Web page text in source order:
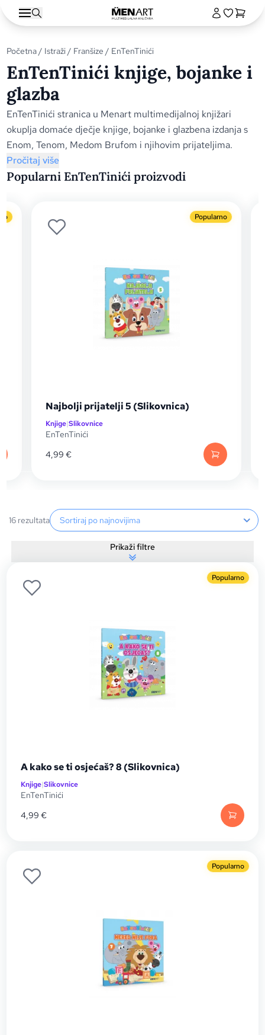
Početna/ Istraži/ Franšize / EnTenTinići
EnTenTinići knjige, bojanke i
glazba
EnTenTinići stranica u Menart multimedijalnoj knjižari
okuplja domaće dječje knjige, bojanke i glazbena izdanja s
Enom, Tenom, Medom Brufom i njihovim prijateljima.
Pročitaj više
Popularni EnTenTinići proizvodi
Popularno
Najbolji prijatelji 5 (Slikovnica)
Knjige|Slikovnice
EnTenTinići
4,99€
16 rezultataSortiranje proizvoda
Prikaži filtre
Popularno
A kako se ti osjećaš? 8 (Slikovnica)
Knjige|Slikovnice
EnTenTinići
4,99€
Popularno